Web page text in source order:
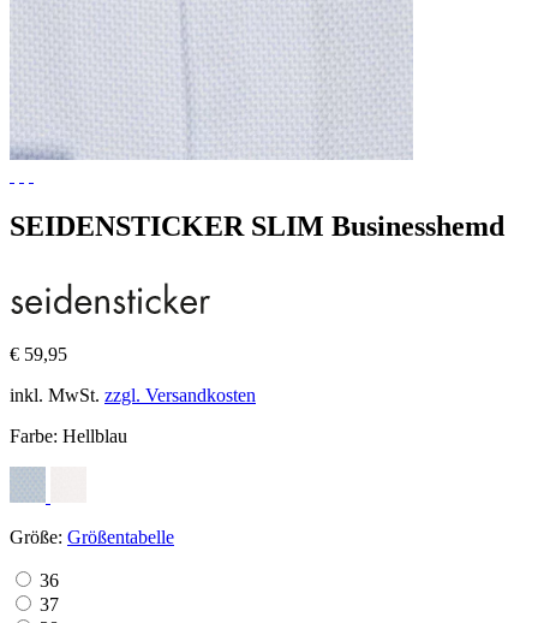
SEIDENSTICKER SLIM Businesshemd
€ 59,95
inkl. MwSt. zzgl. Versandkosten
Farbe: Hellblau
Größe: Größentabelle
36
37